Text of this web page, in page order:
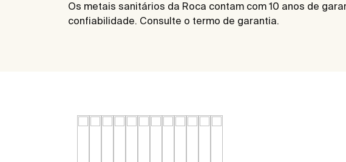
Os metais sanitários da Roca contam com 10 anos de
confiabilidade. Consulte o termo de garantia.